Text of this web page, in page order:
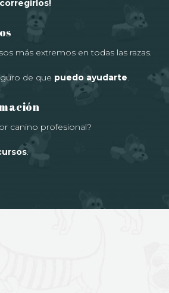
más extremos en todas las razas.
de que puedo ayudarte.
canino profesional?
.